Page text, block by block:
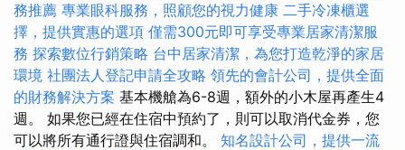
務推薦 專業眼科服務，照顧您的視力健康 二手冷凍櫃選
擇，提供實惠的選項 僅需300元即可享受專業居家清潔服
務 探索數位行銷策略 台中居家清潔，為您打造乾淨的家居
環境 社團法人登記申請全攻略 領先的會計公司，提供全面
的財務解決方案 基本機艙為6-8週，額外的小木屋再產生4
週。 如果您已經在住宿中預約了，則可以取消代金券，您
可以將所有通行證與住宿調和。 知名設計公司，提供一流